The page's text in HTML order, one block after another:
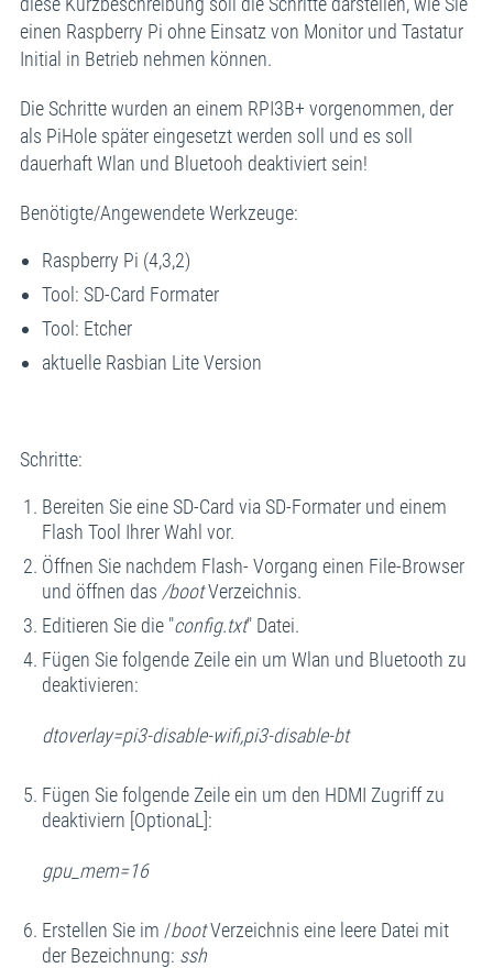
einen Raspberry Pi ohne Einsatz von Monitor und Tastatur
Initial in Betrieb nehmen können.
Die Schritte wurden an einem RPI3B+ vorgenommen, der
als PiHole später eingesetzt werden soll und es soll
dauerhaft Wlan und Bluetooh deaktiviert sein!
Benötigte/Angewendete Werkzeuge:
Raspberry Pi (4,3,2)
Tool: SD-Card Formater
Tool: Etcher
aktuelle Rasbian Lite Version
Schritte:
Bereiten Sie eine SD-Card via SD-Formater und einem
Flash Tool Ihrer Wahl vor.
Öffnen Sie nachdem Flash- Vorgang einen File-Browser
und öffnen das /bootVerzeichnis.
Editieren Sie die "config.txt" Datei.
Fügen Sie folgende Zeile ein um Wlan und Bluetooth zu
deaktivieren:
dtoverlay=pi3-disable-wifi,pi3-disable-bt
Fügen Sie folgende Zeile ein um den HDMI Zugriff zu
deaktiviern [OptionaL]:
gpu_mem=16
Erstellen Sie im /bootVerzeichnis eine leere Datei mit
der Bezeichnung: ssh